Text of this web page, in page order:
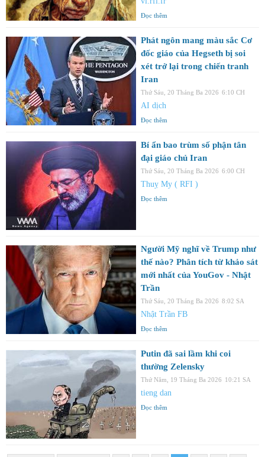
Đọc thêm
Phát ngôn mang màu sắc Cơ
đốc giáo của Hegseth bị soi
xét trở lại trong chiến tranh
Iran
Thứ Sáu, 20 Tháng Ba 2026 6:10 CH
AI dịch
Đọc thêm
Bí ẩn bao trùm số phận tân
đại giáo chủ Iran
Thứ Sáu, 20 Tháng Ba 2026 6:00 CH
Thuỵ My ( RFI )
Đọc thêm
Người Mỹ nghĩ về Trump như
thế nào? Phân tích từ khảo sát
mới nhất của YouGov - Nhật
Trần
Thứ Sáu, 20 Tháng Ba 2026 8:02 SA
Nhật Trần FB
Đọc thêm
Putin đã sai lầm khi coi
thường Zelensky
Thứ Năm, 19 Tháng Ba 2026 10:21 SA
tieng dan
Đọc thêm